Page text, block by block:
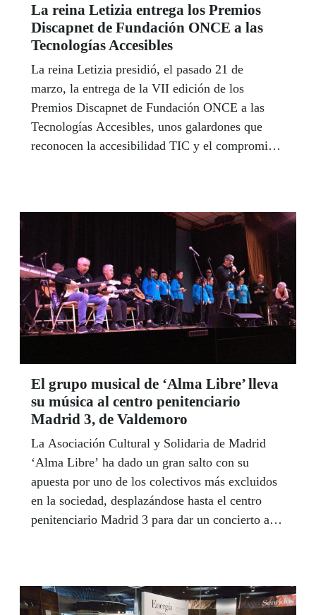
La reina Letizia entrega los Premios
Discapnet de Fundación ONCE a las
Tecnologías Accesibles
La reina Letizia presidió, el pasado 21 de
marzo, la entrega de la VII edición de los
Premios Discapnet de Fundación ONCE a las
Tecnologías Accesibles, unos galardones que
reconocen la accesibilidad TIC y el compromiso
El grupo musical de ‘Alma Libre’ lleva
su música al centro penitenciario
Madrid 3, de Valdemoro
La Asociación Cultural y Solidaria de Madrid
‘Alma Libre’ ha dado un gran salto con su
apuesta por uno de los colectivos más excluidos
en la sociedad, desplazándose hasta el centro
penitenciario Madrid 3 para dar un concierto ante